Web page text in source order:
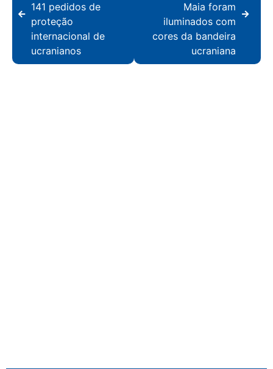
141 pedidos de
proteção
internacional de
ucranianos
Maia foram
iluminados com
cores da bandeira
ucraniana